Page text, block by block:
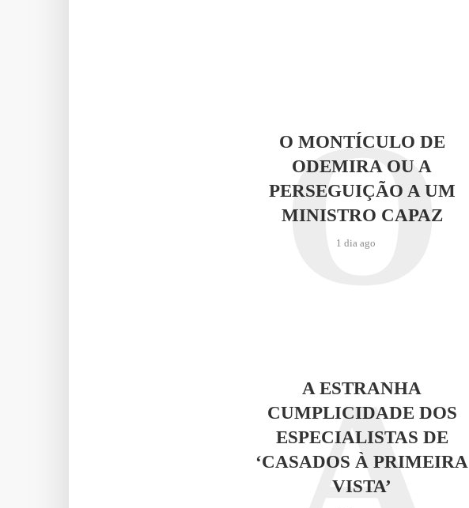
O MONTÍCULO DE
ODEMIRA OU A
PERSEGUIÇÃO A UM
MINISTRO CAPAZ
1 dia ago
O
A ESTRANHA
CUMPLICIDADE DOS
ESPECIALISTAS DE
‘CASADOS À PRIMEIRA
VISTA’